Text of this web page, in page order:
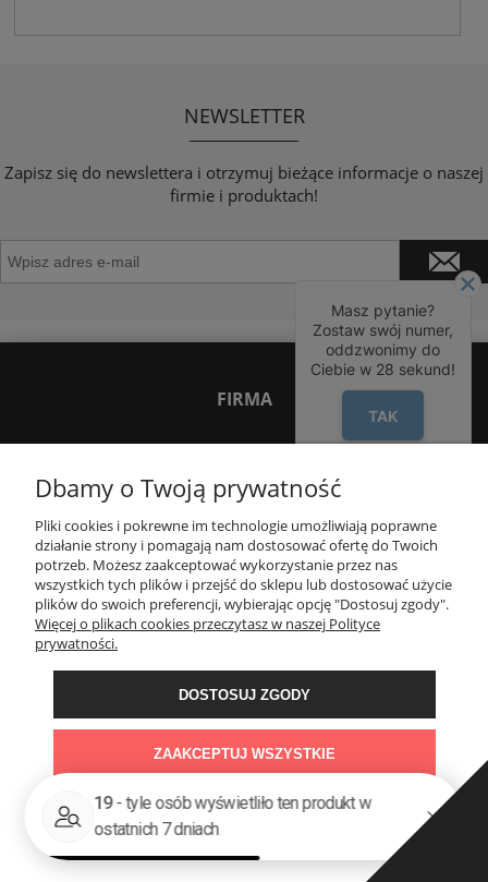
Formularz
Szukaj Konto Koszyk: (pusty)
NEWSLETTER
Zapisz się do newslettera i otrzymuj bieżące informacje o naszej
firmie i produktach!
FIRMA
INFORMACJE
OBSŁUGA KLIENTA
OBSERWUJ NAS
KONTAKT
POKAŻ PEŁNĄ WERSJĘ STRONY
Sklep internetowy Shoper Premium
Dbamy o Twoją prywatność
Pliki cookies i pokrewne im technologie umożliwiają poprawne
działanie strony i pomagają nam dostosować ofertę do Twoich
potrzeb. Możesz zaakceptować wykorzystanie przez nas
wszystkich tych plików i przejść do sklepu lub dostosować użycie
plików do swoich preferencji, wybierając opcję "Dostosuj zgody".
Więcej o plikach cookies przeczytasz w naszej Polityce
prywatności.
DOSTOSUJ ZGODY
ZAAKCEPTUJ WSZYSTKIE
Masz pytanie?
Zostaw swój numer,
oddzwonimy do
Ciebie w 28 sekund!
TAK